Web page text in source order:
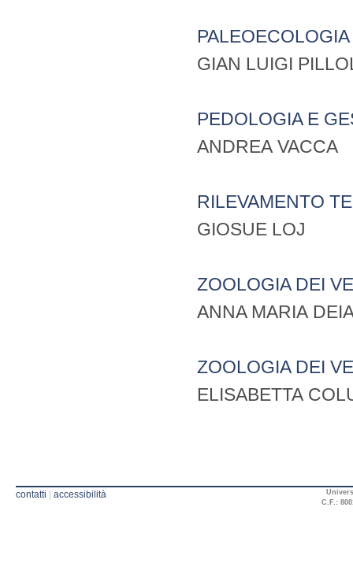
GIAN LUIGI
PEDOLOGIA E
ANDREA VACCA
RILEVAMENTO
GIOSUE LOJ
ZOOLOGIA DEI
ANNA MARIA
ZOOLOGIA DEI
ELISABETTA
contatti | accessibilità
C.F.: